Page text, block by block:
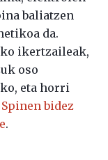
baliatzen
da.
ikertzaileak,
oso
eta horri
Spinen bidez
.